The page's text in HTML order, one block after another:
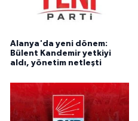
Alanya'da yeni dönem:
Bülent Kandemir yetkiyi
aldı, yönetim netleşti